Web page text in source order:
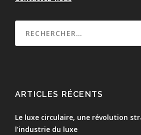
ARTICLES RÉCENTS
Le luxe circulaire, une révolution
l’industrie du luxe